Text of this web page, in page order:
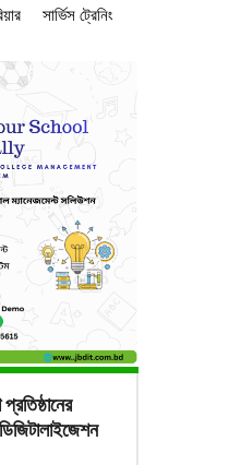
সার্ভিস ট্রেনিং